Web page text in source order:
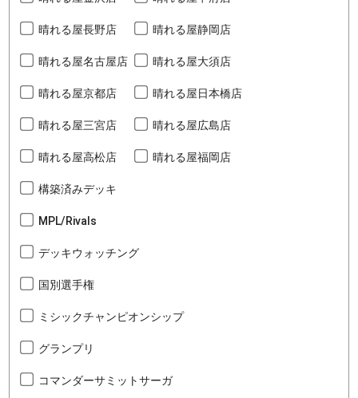
晴れる屋長野店 晴れる屋静岡店
晴れる屋名古屋店 晴れる屋大須店
晴れる屋京都店 晴れる屋日本橋店
晴れる屋三宮店 晴れる屋広島店
晴れる屋高松店 晴れる屋福岡店
構築済みデッキ
MPL/Rivals
デッキウォッチング
国別選手権
ミシックチャンピオンシップ
グランプリ
コマンダーサミットサーガ